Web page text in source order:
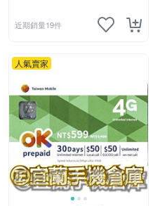
近期銷量19件
人氣賣家